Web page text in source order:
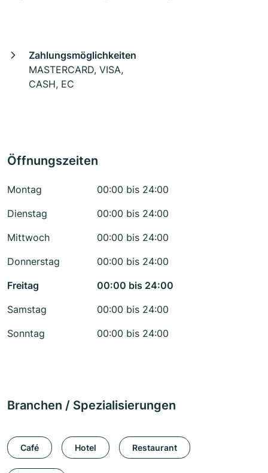
Zahlungsmöglichkeiten
MASTERCARD, VISA,
CASH, EC
Öffnungszeiten
Montag
00:00 bis 24:00
Dienstag
00:00 bis 24:00
Mittwoch
00:00 bis 24:00
Donnerstag
00:00 bis 24:00
Freitag
00:00 bis 24:00
Samstag
00:00 bis 24:00
Sonntag
00:00 bis 24:00
Branchen / Spezialisierungen
Café Hotel Restaurant